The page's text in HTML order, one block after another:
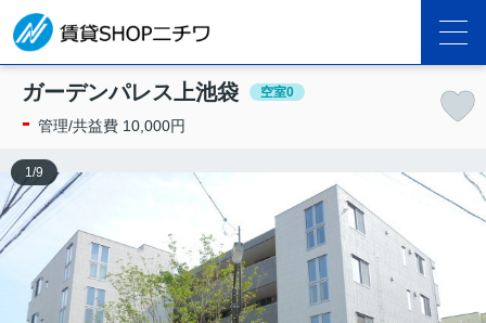
ガーデンパレス上池袋 空室0
- 管理/共益費 10,000円
1 /9